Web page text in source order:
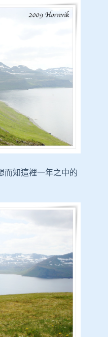
而知這裡一年之中的